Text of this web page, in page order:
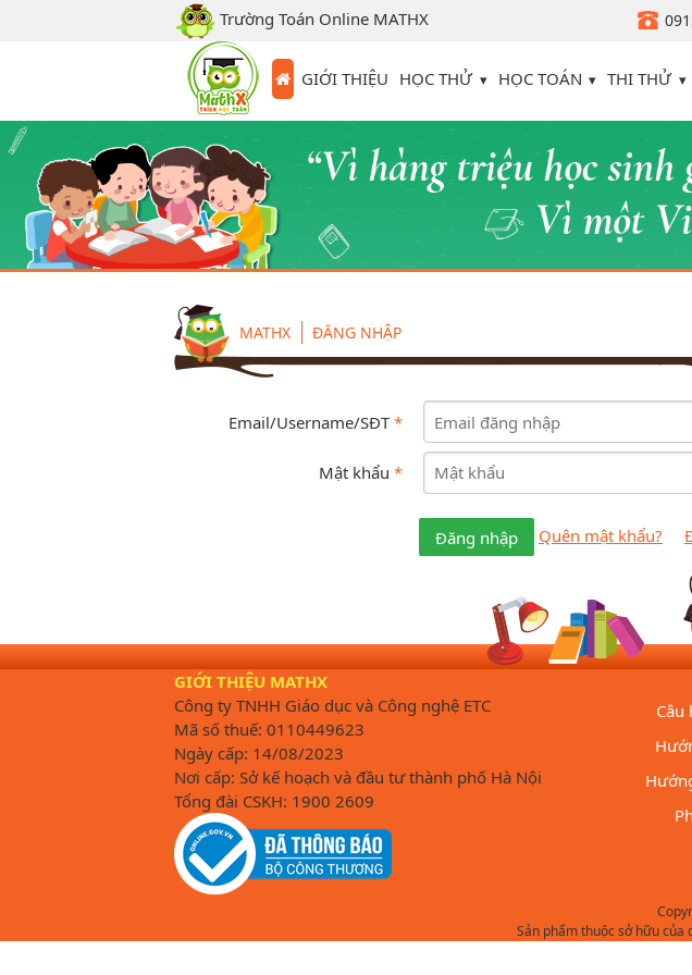
Trường Toán Online MATHX
GIỚI THIỆU HỌC THỬ HỌC TOÁN THI THỬ
MATHX ĐĂNG NHẬP
Email/Username/SĐT*
Mật khẩu *
Đăng nhập Quên mật khẩu?
GIỚI THIỆU MATHX
Công ty TNHH Giáo dục và Công nghệ ETC
Mã số thuế: 0110449623
Ngày cấp: 14/08/2023
Nơi cấp: Sở kế hoạch và đầu tư thành phố Hà Nội
Tổng đài CSKH: 1900 2609
Sản phẩm thuộc sở hữu của